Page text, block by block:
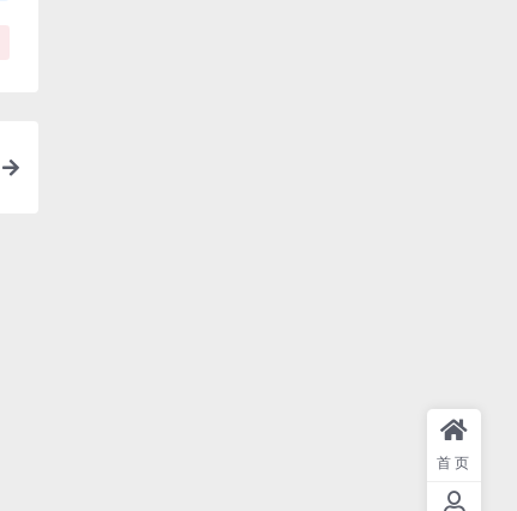
首页